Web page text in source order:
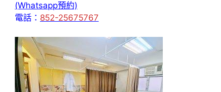
(Whatsapp預約)
電話： 852-25675767